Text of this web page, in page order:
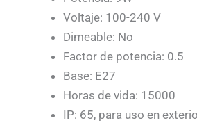
Voltaje: 100-240 V
Dimeable: No
Factor de potencia: 0.5
Base: E27
Horas de vida: 15000
IP: 65, para uso en